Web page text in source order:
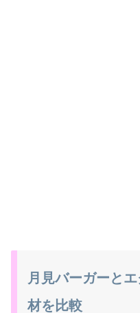
月見バーガーと
材を比較